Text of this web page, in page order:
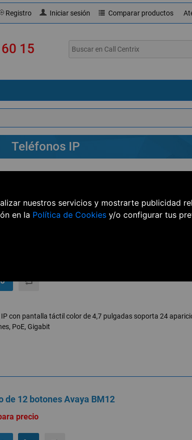
nuestros servicios y mostrarte publicidad
en la Política de Cookies y/o configurar tus
Registro Iniciar sesión Comparar productos
15
Teléfonos IP
Mostrar por página
IP con pantalla táctil color de 4,7 pulgadas soporta 24
PoE, Gigabit
de 12 botones Avaya BM12
precio